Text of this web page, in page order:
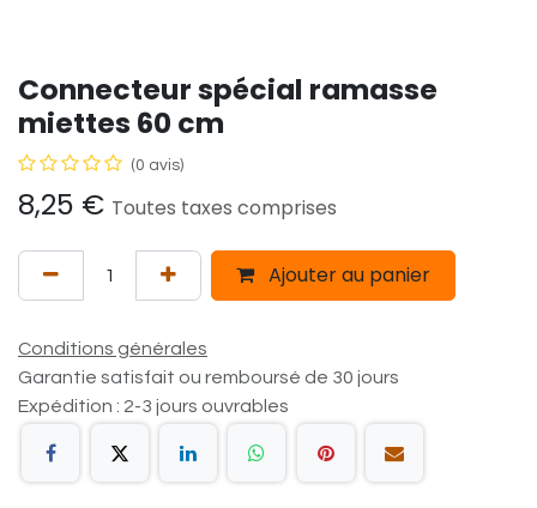
Connecteur spécial ramasse
miettes 60 cm
(0 avis)
8,25 € Toutes taxes comprises
Ajouter au panier
Conditions générales
Garantie satisfait ou remboursé de 30 jours
Expédition : 2-3 jours ouvrables